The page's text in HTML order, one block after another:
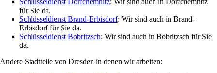
für Sie da.
Schlüsseldienst Brand-Erbisdorf: Wir sind auch in Brand-
Erbisdorf für Sie da.
Schlüsseldienst Bobritzsch: Wir sind auch in Bobritzsch für Sie
da.
Andere Stadtteile von Dresden in denen wir arbeiten: